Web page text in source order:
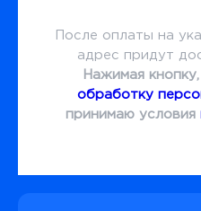
После оплаты на
адрес придут
Нажимая кнопку,
обработку
принимаю условия